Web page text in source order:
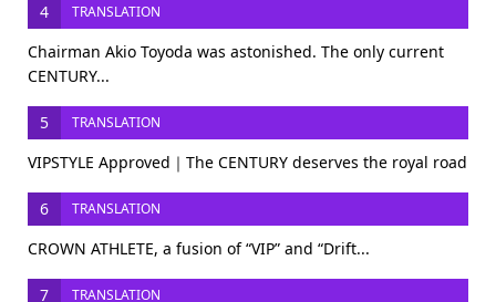
4 TRANSLATION
Chairman Akio Toyoda was astonished. The only current
CENTURY...
5 TRANSLATION
VIPSTYLE Approved｜The CENTURY deserves the royal road
6 TRANSLATION
CROWN ATHLETE, a fusion of “VIP” and “Drift...
7 TRANSLATION